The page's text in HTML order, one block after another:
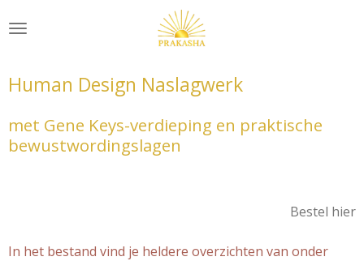
direct
de
hoofdinhoud
Human Design Naslagwerk
met Gene Keys-verdieping en praktische
bewustwordingslagen
Bestel hier
In het bestand vind je heldere overzichten van onder